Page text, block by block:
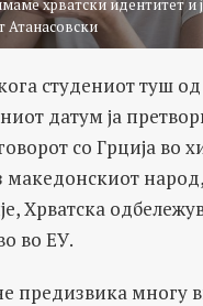
хрватски идентитет и
Атанасовски
студениот туш
датум ја
со Грција во
македонскиот
Хрватска
во ЕУ.
предизвика многу